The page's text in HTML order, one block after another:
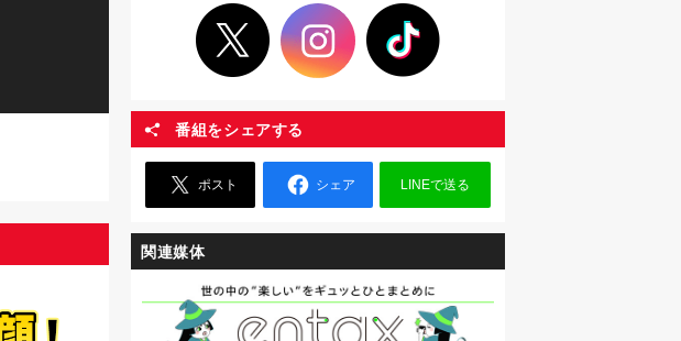
番組をシェアする
ポスト シェア LINEで送る
関連媒体